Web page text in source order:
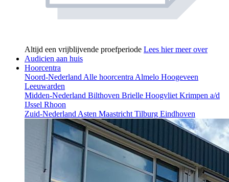
Altijd een vrijblijvende proefperiode Lees hier meer over
Audicien aan huis
Hoorcentra
Noord-Nederland Alle hoorcentra Almelo Hoogeveen
Leeuwarden
Midden-Nederland Bilthoven Brielle Hoogvliet Krimpen a/d
IJssel Rhoon
Zuid-Nederland Asten Maastricht Tilburg Eindhoven